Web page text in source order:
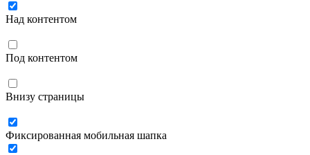
Над контентом
Под контентом
Внизу страницы
Фиксированная мобильная шапка